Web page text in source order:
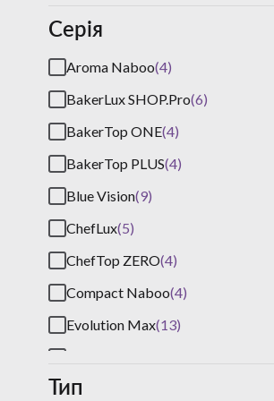
Серія
Aroma Naboo(4)
BakerLux SHOP.Pro(6)
BakerTop ONE(4)
BakerTop PLUS(4)
Blue Vision(9)
ChefLux(5)
ChefTop ZERO(4)
Compact Naboo(4)
Evolution Max(13)
Evolution Plus
Тип